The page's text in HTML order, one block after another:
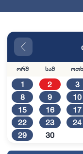
ორშ სამ ოთხ
1 2 3
8
9 10
15
16 17
22
23 24
29
30